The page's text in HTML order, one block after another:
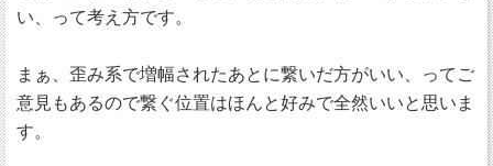
い、って考え方です。
まぁ、歪み系で増幅されたあとに繋いだ方がいい、ってご
意見もあるので繋ぐ位置はほんと好みで全然いいと思いま
す。